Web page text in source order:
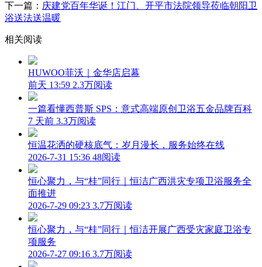
下一篇： 庆建党百年华诞！江门、开平市法院领导莅临朝阳卫
浴送法送温暖
相关阅读
HUWOO菲沃｜金华店启幕
前天 13:59 2.3万阅读
一篇看懂西普斯 SPS：意式高端原创卫浴五金品牌百科
7 天前 3.3万阅读
恒温花洒的硬核底气：岁月漫长，服务始终在线
2026-7-31 15:36 48阅读
恒心聚力，与“桂”同行｜恒洁广西洪灾专项卫浴服务全
面推进
2026-7-29 09:23 3.7万阅读
恒心聚力，与“桂”同行｜恒洁开展广西受灾家庭卫浴专
项服务
2026-7-27 09:16 3.7万阅读